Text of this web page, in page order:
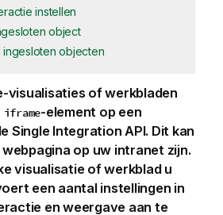
instellen
object
objecten
-visualisaties of werkbladen
iframe-element op een
Single Integration API. Dit kan
op uw intranet zijn.
visualisatie of werkblad u
een aantal instellingen in
en weergave aan te